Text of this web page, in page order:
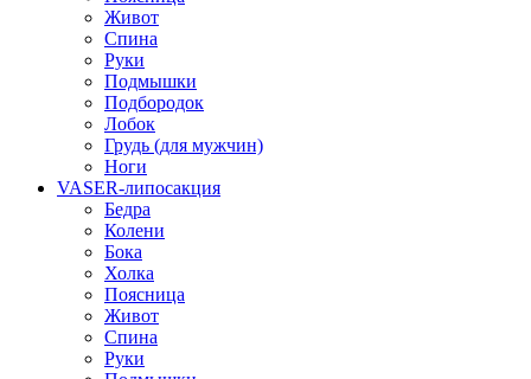
Живот
Спина
Руки
Подмышки
Подбородок
Лобок
Грудь (для мужчин)
Ноги
VASER-липосакция
Бедра
Колени
Бока
Холка
Поясница
Живот
Спина
Руки